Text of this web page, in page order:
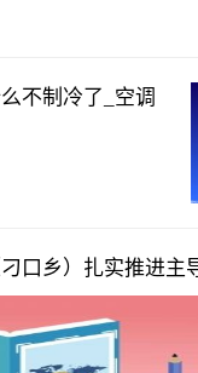
不制冷了_空调
口乡）扎实推进主
开花”_每日聚焦